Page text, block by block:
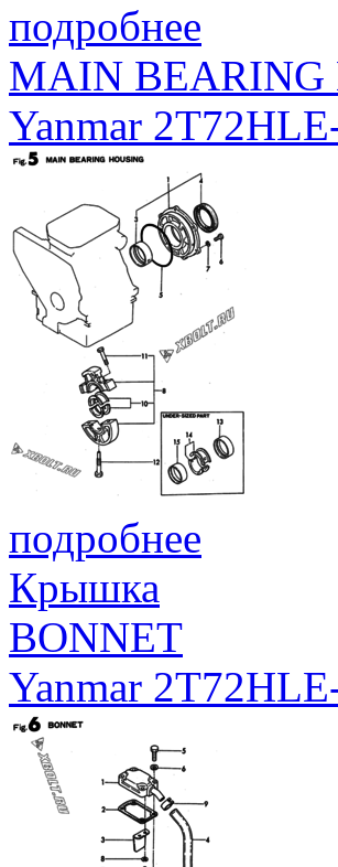
подробнее
MAIN BEARING
Yanmar
подробнее
Крышка
BONNET
Yanmar